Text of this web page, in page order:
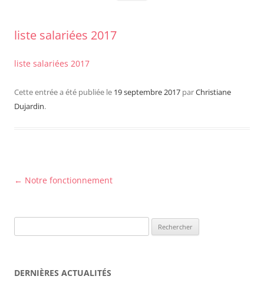
liste salariées 2017
liste salariées 2017
Cette entrée a été publiée le 19 septembre 2017 parChristiane
Dujardin.
Navigation
← Notre fonctionnement
DERNIÈRES ACTUALITÉS